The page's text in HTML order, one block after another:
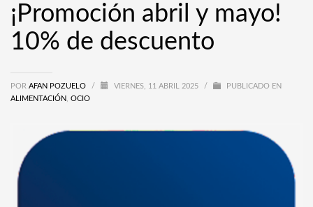
¡Promoción abril y mayo!
10% de descuento
POR AFAN POZUELO / VIERNES, 11 ABRIL 2025 /
PUBLICADO EN
ALIMENTACIÓN
OCIO